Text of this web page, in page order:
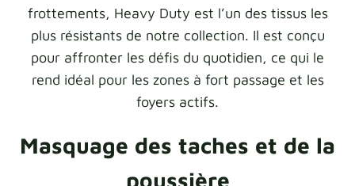
frottements, Heavy Duty est l’un des tissus les
plus résistants de notre collection. Il est conçu
pour affronter les défis du quotidien, ce qui le
rend idéal pour les zones à fort passage et les
foyers actifs.
Masquage des taches et de la
poussière